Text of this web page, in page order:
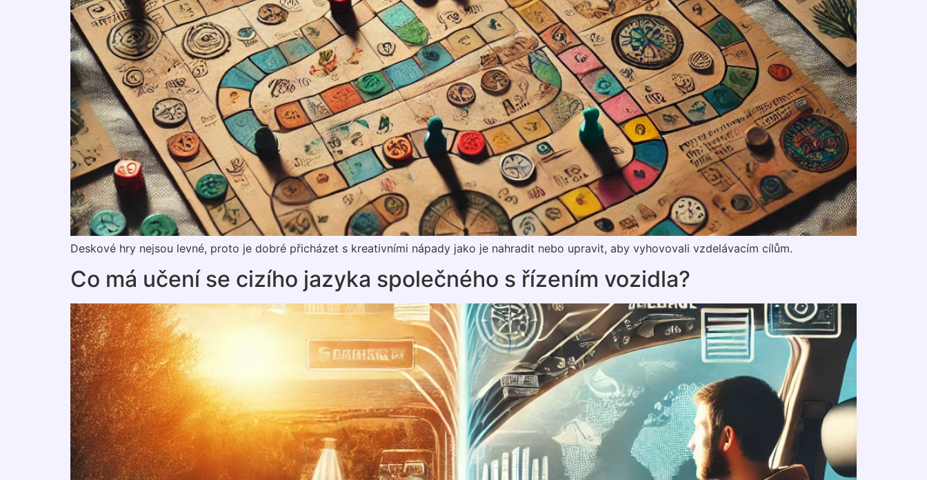
Deskové hry nejsou levné, proto je dobré přicházet s kreativními nápady jako je nahradit nebo upravit, aby vyhovovali vzdelávacím cílům.
Co má učení se cizího jazyka společného s řízením vozidla?